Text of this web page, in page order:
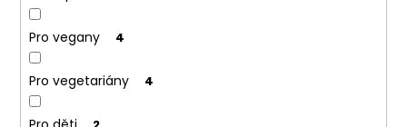
Pro vegany 4
Pro vegetariány 4